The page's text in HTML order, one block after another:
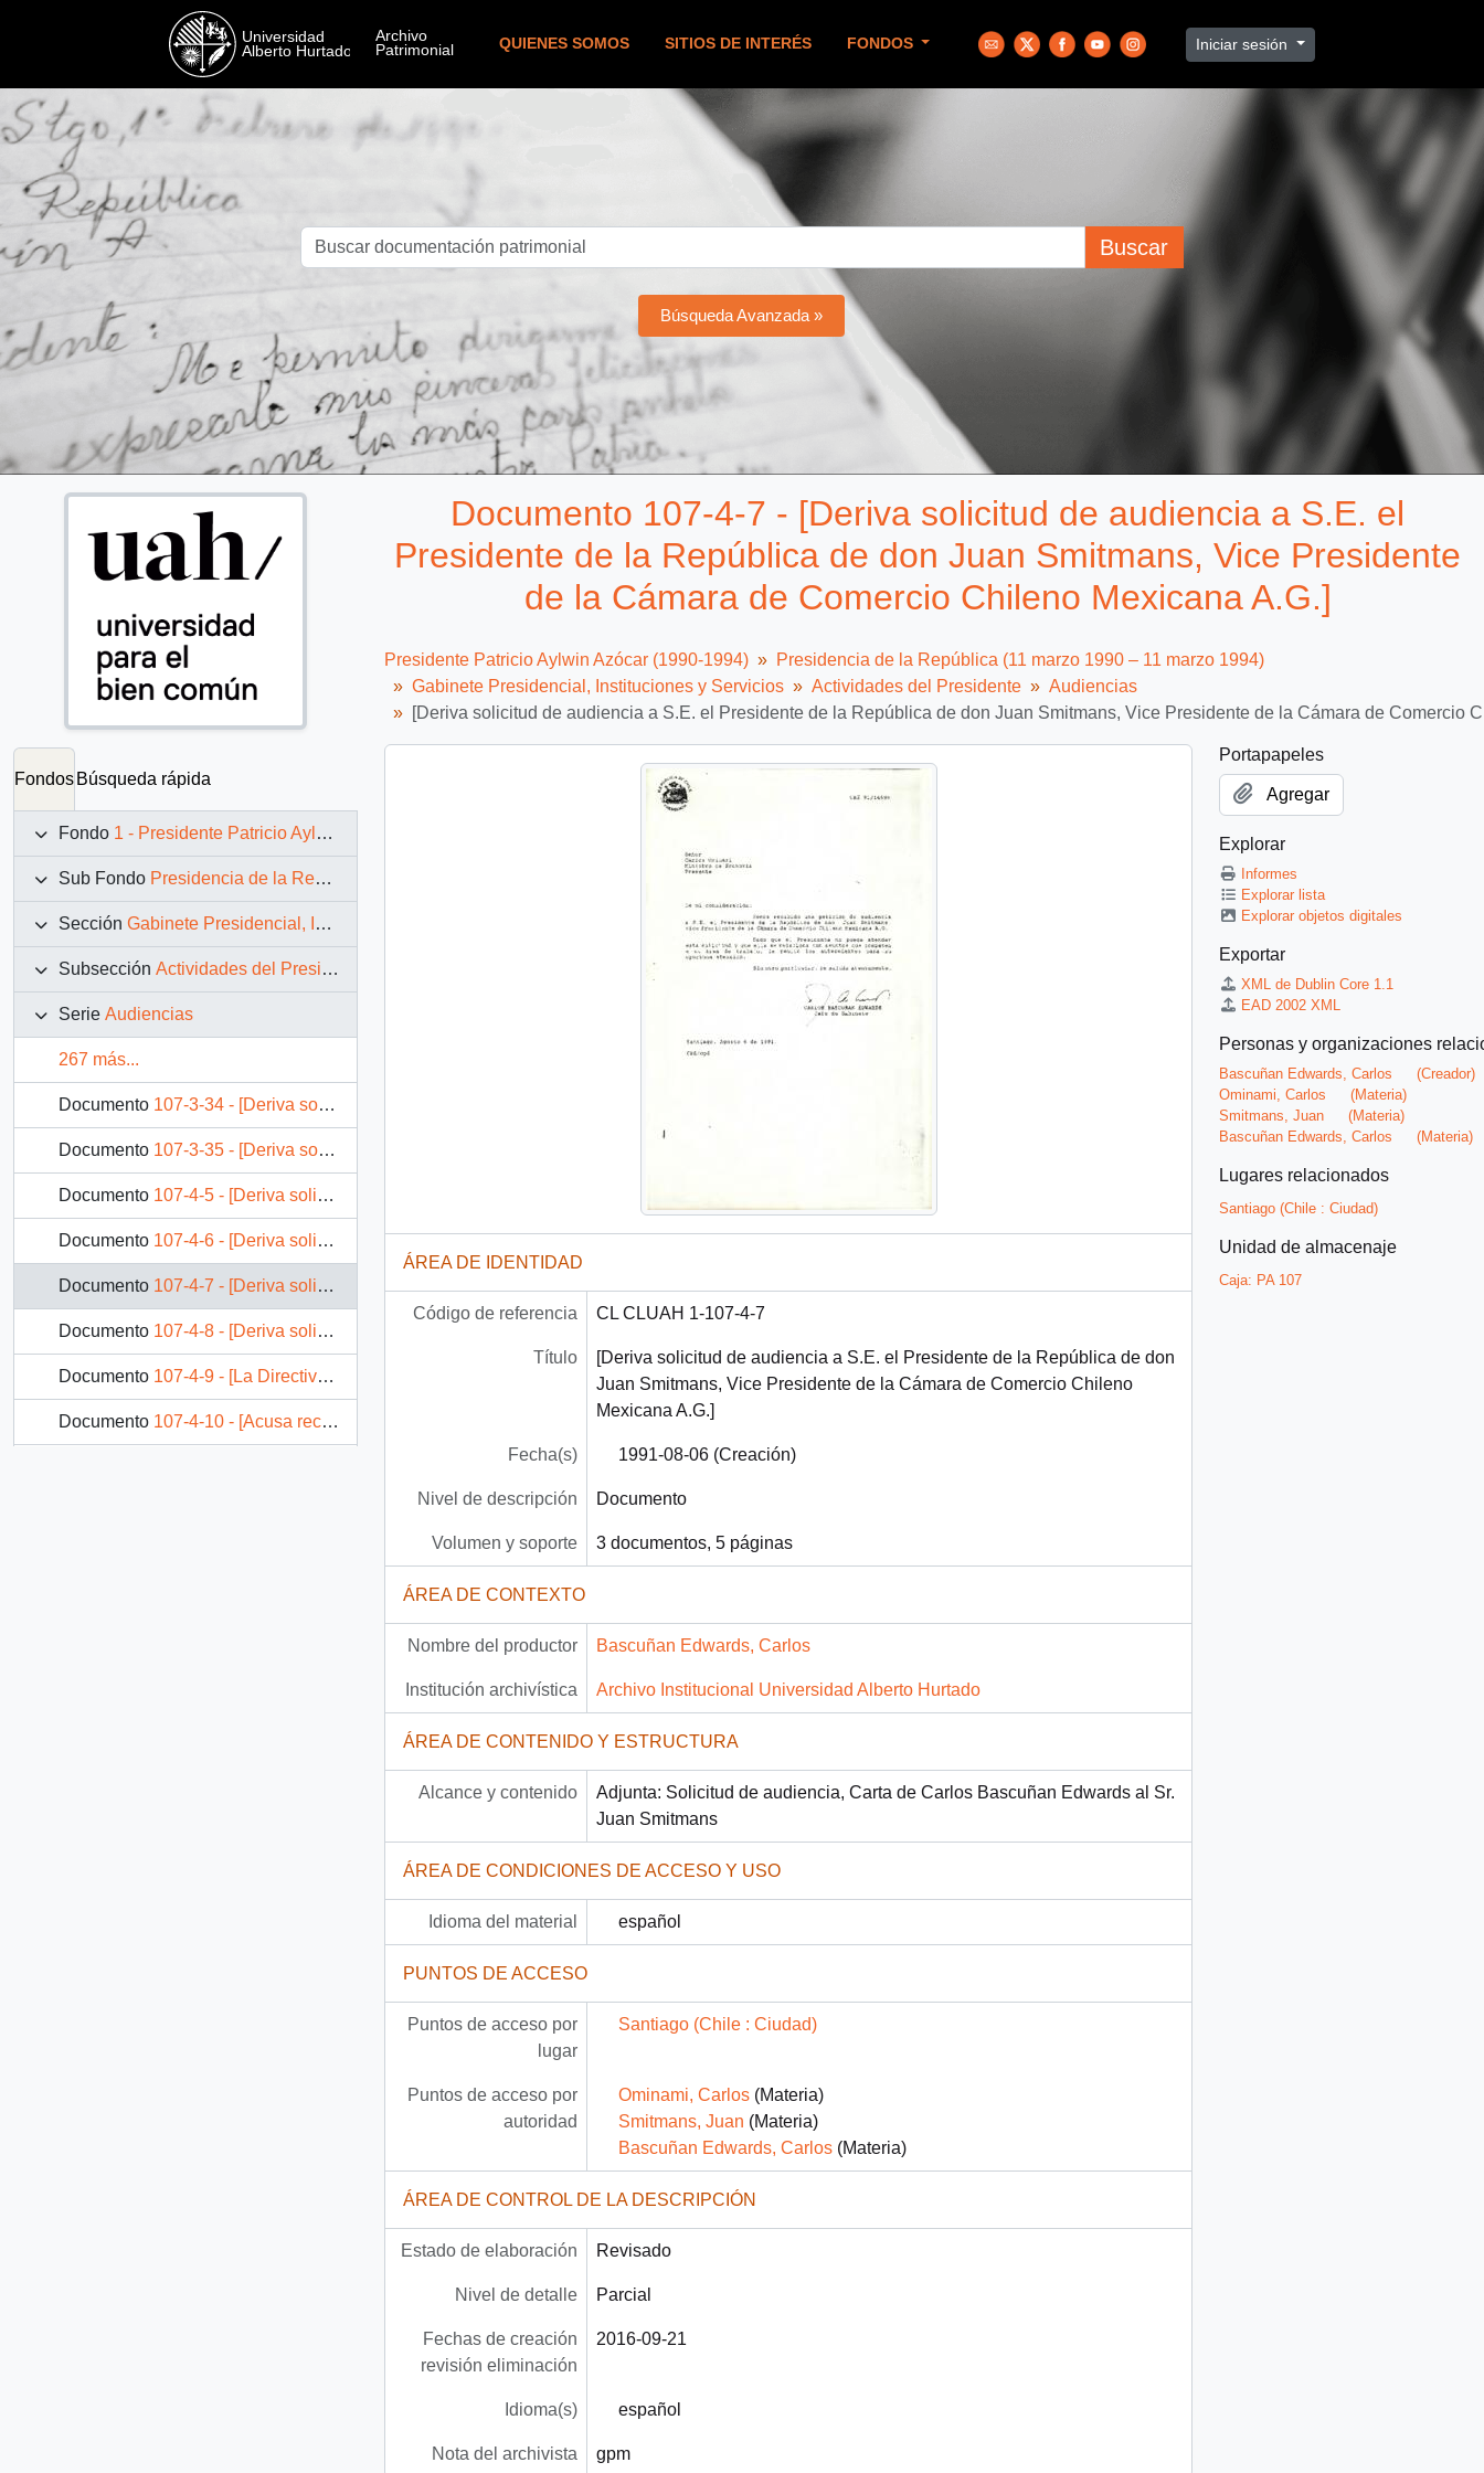
QUIENES SOMOS SITIOS DE INTERÉS FONDOS Iniciar sesión
Buscar
Búsqueda Avanzada »
Fondos Búsqueda rápida
Fondo 1 - Presidente Patricio Aylwin Azócar (1990-1994)
Sub Fondo Presidencia de la República (11 marzo 1990 – 11 marzo 1994)
Sección Gabinete Presidencial, Instituciones y Servicios
Subsección Actividades del Presidente
Serie Audiencias
267 más...
Documento 107-3-34 - [Deriva solicitud de audiencia a S.E. el Presidente de la República de don Luis Herrera, Presidente Directorio Metropolitano del Colegio de Profesores de Chile A.G.]
Documento 107-3-35 - [Deriva solicitud de audiencia del señor Normán Cortés L., Rector de la Universidad de Playa Ancha, efectuada a S.E. el Presidente de la República]
Documento 107-4-5 - [Deriva solicitud de audiencia a S.E. el Presidente de la República de Protocolo para el Jefe de la delegación parlamentaria Japonesa, Sr. Jushiro Komiyama]
Documento 107-4-6 - [Deriva solicitud de audiencia a S.E. el Presidente de la República de don José Azar, Presidente del Registro Nacional de Agentes Comerciales y Viajantes A.G.]
Documento 107-4-7 - [Deriva solicitud de audiencia a S.E. el Presidente de la República de don Juan Smitmans, Vice Presidente de la Cámara de Comercio Chileno Mexicana A.G.]
Documento 107-4-8 - [Deriva solicitud de audiencia de Sindicatos Gente de Mar]
Documento 107-4-9 - [La Directiva del Sindicato Nacional de Trabajadores Independientes Comerciantes en la Vía Pública, Ciegos y Lisiados solicita audiencia con el Jefe de Gabinete de la Presidencia]
Documento 107-4-10 - [Acusa recibo de la solicitud de audiencia con S.E. el Presidente de la República, para el Comité de ex socios y ex-trabajadores de Coopempart ]
Documento 107-4-7 - [Deriva solicitud de audiencia a S.E. el
Presidente de la República de don Juan Smitmans, Vice Presidente
de la Cámara de Comercio Chileno Mexicana A.G.]
Presidente Patricio Aylwin Azócar (1990-1994)
Presidencia de la República (11 marzo 1990 – 11 marzo 1994)
Gabinete Presidencial, Instituciones y Servicios
Actividades del Presidente
Audiencias
[Deriva solicitud de audiencia a S.E. el Presidente de la República de don Juan Smitmans, Vice Presidente de la Cámara de Comercio
ÁREA DE IDENTIDAD
Código de referencia CL CLUAH 1-107-4-7
Título
[Deriva solicitud de audiencia a S.E. el Presidente de la República de don
Juan Smitmans, Vice Presidente de la Cámara de Comercio Chileno
Mexicana A.G.]
Fecha(s) 1991-08-06 (Creación)
Nivel de descripción Documento
Volumen y soporte 3 documentos, 5 páginas
ÁREA DE CONTEXTO
Nombre del productor Bascuñan Edwards, Carlos
Institución archivística Archivo Institucional Universidad Alberto Hurtado
ÁREA DE CONTENIDO Y ESTRUCTURA
Alcance y contenido
Adjunta: Solicitud de audiencia, Carta de Carlos Bascuñan Edwards al Sr.
Juan Smitmans
ÁREA DE CONDICIONES DE ACCESO Y USO
Idioma del material español
PUNTOS DE ACCESO
Puntos de acceso por
lugar
Santiago (Chile : Ciudad)
Puntos de acceso por
autoridad
Ominami, Carlos(Materia)
Smitmans, Juan (Materia)
Bascuñan Edwards, Carlos(Materia)
ÁREA DE CONTROL DE LA DESCRIPCIÓN
Estado de elaboración Revisado
Nivel de detalle Parcial
Fechas de creación
revisión eliminación
2016-09-21
Idioma(s) español
Nota del archivista gpm
Portapapeles
Agregar
Explorar
Informes
Explorar lista
Explorar objetos digitales
Exportar
XML de Dublin Core 1.1
EAD 2002 XML
Personas y organizaciones
Bascuñan Edwards, Carlos
(Creador)
Ominami, Carlos
(Materia)
Smitmans, Juan
(Materia)
Bascuñan Edwards, Carlos
(Materia)
Lugares relacionados
Santiago (Chile : Ciudad)
Unidad de almacenaje
Caja: PA 107